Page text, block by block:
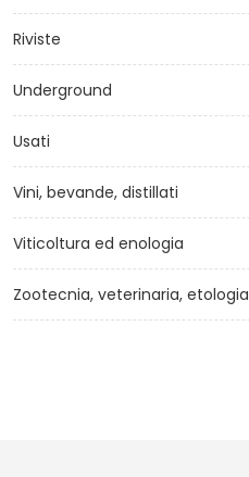
Riviste
Underground
Usati
Vini, bevande, distillati
Viticoltura ed enologia
Zootecnia, veterinaria, etologia